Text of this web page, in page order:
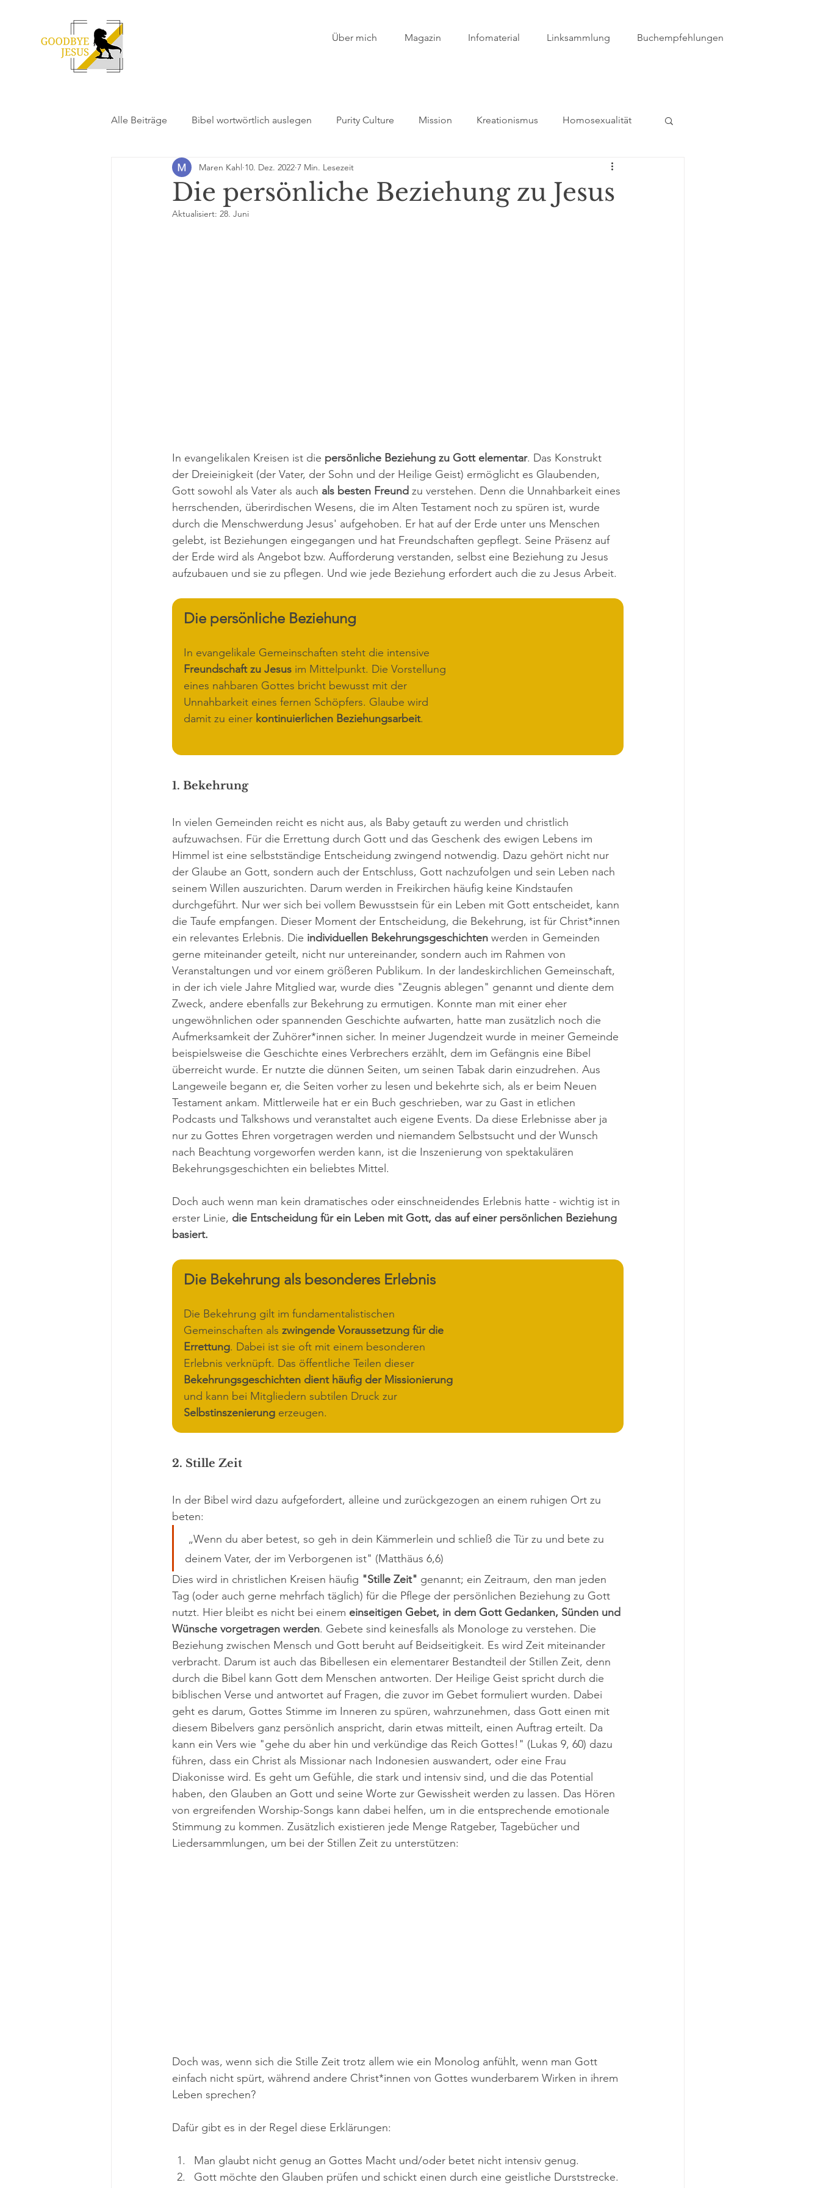
Über mich Magazin Infomaterial Linksammlung Buchempfehlungen
Alle Beiträge Bibel wortwörtlich auslegen Purity Culture Mission Kreationismus Homosexualität
Ängste und geistlicher Missbrauch Okkultimus Sekte
Strategien
Die persönliche Beziehung zu Jesus
Maren Kahl 10. Dez. 2022 7 Min. Lesezeit
Aktualisiert: 28. Juni
In evangelikalen Kreisen ist die persönliche Beziehung zu Gott elementar. Das Konstrukt
der Dreieinigkeit (der Vater, der Sohn und der Heilige Geist) ermöglicht es Glaubenden,
Gott sowohl als Vater als auch als besten Freund zu verstehen. Denn die Unnahbarkeit eines
herrschenden, überirdischen Wesens, die im Alten Testament noch zu spüren ist, wurde
durch die Menschwerdung Jesus' aufgehoben. Er hat auf der Erde unter uns Menschen
gelebt, ist Beziehungen eingegangen und hat Freundschaften gepflegt. Seine Präsenz auf
der Erde wird als Angebot bzw. Aufforderung verstanden, selbst eine Beziehung zu Jesus
aufzubauen und sie zu pflegen. Und wie jede Beziehung erfordert auch die zu Jesus Arbeit.
Die persönliche Beziehung
In evangelikale Gemeinschaften steht die intensive
Freundschaft zu Jesus im Mittelpunkt. Die Vorstellung
eines nahbaren Gottes bricht bewusst mit der
Unnahbarkeit eines fernen Schöpfers. Glaube wird
damit zu einer kontinuierlichen Beziehungsarbeit.
1. Bekehrung
In vielen Gemeinden reicht es nicht aus, als Baby getauft zu werden und christlich
aufzuwachsen. Für die Errettung durch Gott und das Geschenk des ewigen Lebens im
Himmel ist eine selbstständige Entscheidung zwingend notwendig. Dazu gehört nicht nur
der Glaube an Gott, sondern auch der Entschluss, Gott nachzufolgen und sein Leben nach
seinem Willen auszurichten. Darum werden in Freikirchen häufig keine Kindstaufen
durchgeführt. Nur wer sich bei vollem Bewusstsein für ein Leben mit Gott entscheidet, kann
die Taufe empfangen. Dieser Moment der Entscheidung, die Bekehrung, ist für Christ*innen
ein relevantes Erlebnis. Die individuellen Bekehrungsgeschichten werden in Gemeinden
gerne miteinander geteilt, nicht nur untereinander, sondern auch im Rahmen von
Veranstaltungen und vor einem größeren Publikum. In der landeskirchlichen Gemeinschaft,
in der ich viele Jahre Mitglied war, wurde dies "Zeugnis ablegen" genannt und diente dem
Zweck, andere ebenfalls zur Bekehrung zu ermutigen. Konnte man mit einer eher
ungewöhnlichen oder spannenden Geschichte aufwarten, hatte man zusätzlich noch die
Aufmerksamkeit der Zuhörer*innen sicher. In meiner Jugendzeit wurde in meiner Gemeinde
beispielsweise die Geschichte eines Verbrechers erzählt, dem im Gefängnis eine Bibel
überreicht wurde. Er nutzte die dünnen Seiten, um seinen Tabak darin einzudrehen. Aus
Langeweile begann er, die Seiten vorher zu lesen und bekehrte sich, als er beim Neuen
Testament ankam. Mittlerweile hat er ein Buch geschrieben, war zu Gast in etlichen
Podcasts und Talkshows und veranstaltet auch eigene Events. Da diese Erlebnisse aber ja
nur zu Gottes Ehren vorgetragen werden und niemandem Selbstsucht und der Wunsch
nach Beachtung vorgeworfen werden kann, ist die Inszenierung von spektakulären
Bekehrungsgeschichten ein beliebtes Mittel.
Doch auch wenn man kein dramatisches oder einschneidendes Erlebnis hatte - wichtig ist in
erster Linie, die Entscheidung für ein Leben mit Gott, das auf einer persönlichen Beziehung
basiert.
Die Bekehrung als besonderes Erlebnis
Die Bekehrung gilt im fundamentalistischen
Gemeinschaften als zwingende Voraussetzung für die
Errettung. Dabei ist sie oft mit einem besonderen
Erlebnis verknüpft. Das öffentliche Teilen dieser
Bekehrungsgeschichten dient häufig der Missionierung
und kann bei Mitgliedern subtilen Druck zur
Selbstinszenierung erzeugen.
2. Stille Zeit
In der Bibel wird dazu aufgefordert, alleine und zurückgezogen an einem ruhigen Ort zu
beten:
deinem Vater, der im Verborgenen ist" (Matthäus 6,6)
Dies wird in christlichen Kreisen häufig "Stille Zeit" genannt; ein Zeitraum, den man jeden
Tag (oder auch gerne mehrfach täglich) für die Pflege der persönlichen Beziehung zu Gott
nutzt. Hier bleibt es nicht bei einem einseitigen Gebet, in dem Gott Gedanken, Sünden und
Wünsche vorgetragen werden. Gebete sind keinesfalls als Monologe zu verstehen. Die
Beziehung zwischen Mensch und Gott beruht auf Beidseitigkeit. Es wird Zeit miteinander
verbracht. Darum ist auch das Bibellesen ein elementarer Bestandteil der Stillen Zeit, denn
durch die Bibel kann Gott dem Menschen antworten. Der Heilige Geist spricht durch die
biblischen Verse und antwortet auf Fragen, die zuvor im Gebet formuliert wurden. Dabei
geht es darum, Gottes Stimme im Inneren zu spüren, wahrzunehmen, dass Gott einen mit
diesem Bibelvers ganz persönlich anspricht, darin etwas mitteilt, einen Auftrag erteilt. Da
kann ein Vers wie "gehe du aber hin und verkündige das Reich Gottes!" (Lukas 9, 60) dazu
führen, dass ein Christ als Missionar nach Indonesien auswandert, oder eine Frau
Diakonisse wird. Es geht um Gefühle, die stark und intensiv sind, und die das Potential
haben, den Glauben an Gott und seine Worte zur Gewissheit werden zu lassen. Das Hören
von ergreifenden Worship-Songs kann dabei helfen, um in die entsprechende emotionale
Stimmung zu kommen. Zusätzlich existieren jede Menge Ratgeber, Tagebücher und
Liedersammlungen, um bei der Stillen Zeit zu unterstützen:
Doch was, wenn sich die Stille Zeit trotz allem wie ein Monolog anfühlt, wenn man Gott
einfach nicht spürt, während andere Christ*innen von Gottes wunderbarem Wirken in ihrem
Leben sprechen?
Dafür gibt es in der Regel diese Erklärungen:
Man glaubt nicht genug an Gottes Macht und/oder betet nicht intensiv genug.
Gott möchte den Glauben prüfen und schickt einen durch eine geistliche Durststrecke.